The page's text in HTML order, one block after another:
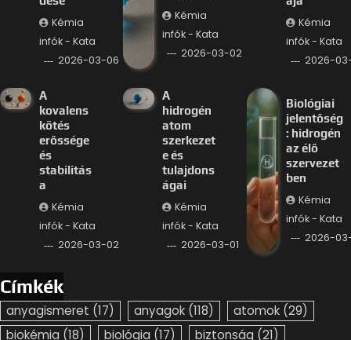
Kémia
infók - Kata
2026-03-06
Kémia
infók - Kata
2026-03-02
Kémia
infók - Kata
2026-
A
kovalens
kötés
erőssége
és
stabilitás
a
Kémia
infók - Kata
2026-03-02
A
hidrogén
atom
szerkezet
e és
tulajdons
ágai
Kémia
infók - Kata
2026-03-01
Biológiai
jelentőség
: hidrogén
az élő
szervezet
ben
Kémia
infók - Kata
2026-
Címkék
anyagismeret (17) anyagok (118) atomok (29)
biokémia (18) biológia (17) biztonság (21)